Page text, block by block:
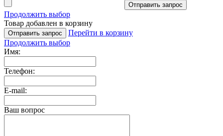
Отправить запрос
Продолжить выбор
Товар добавлен в корзину
Отправить запрос
Перейти в корзину
Продолжить выбор
Имя:
Телефон:
E-mail:
Ваш вопрос